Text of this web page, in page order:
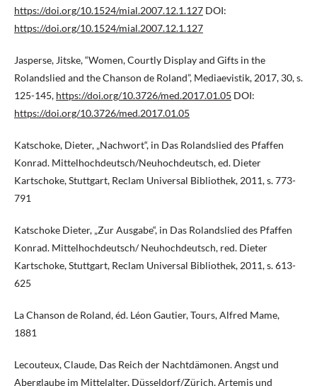
https://doi.org/10.1524/mial.2007.12.1.127 DOI:
https://doi.org/10.1524/mial.2007.12.1.127
Jasperse, Jitske, “Women, Courtly Display and Gifts in the
Rolandslied and the Chanson de Roland”, Mediaevistik, 2017, 30, s.
125-145, https://doi.org/10.3726/med.2017.01.05 DOI:
https://doi.org/10.3726/med.2017.01.05
Katschoke, Dieter, „Nachwort“, in Das Rolandslied des Pfaffen
Konrad. Mittelhochdeutsch/Neuhochdeutsch, ed. Dieter
Kartschoke, Stuttgart, Reclam Universal Bibliothek, 2011, s. 773-
791
Katschoke Dieter, „Zur Ausgabe“, in Das Rolandslied des Pfaffen
Konrad. Mittelhochdeutsch/ Neuhochdeutsch, red. Dieter
Kartschoke, Stuttgart, Reclam Universal Bibliothek, 2011, s. 613-
625
La Chanson de Roland, éd. Léon Gautier, Tours, Alfred Mame,
1881
Lecouteux, Claude, Das Reich der Nachtdämonen. Angst und
Aberglaube im Mittelalter, Düsseldorf/Zürich, Artemis und